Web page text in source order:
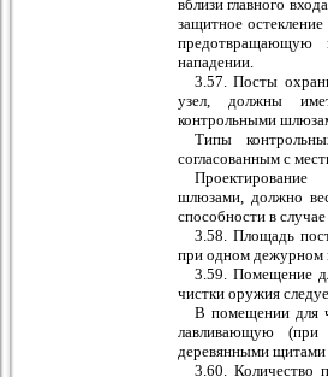
вблизи главного
защитное остекление
предотвращающую
нападении.
3.57. Посты
узел, должны
контрольными шлю
Типы контрольны
согласованным с
шлюзами, должно
способности в
3.58. Площадь
при одном дежурном
3.59. Помещение
чистки оружия
В помещении для
лавливающую
(при
деревянными щ
3.60. Количество